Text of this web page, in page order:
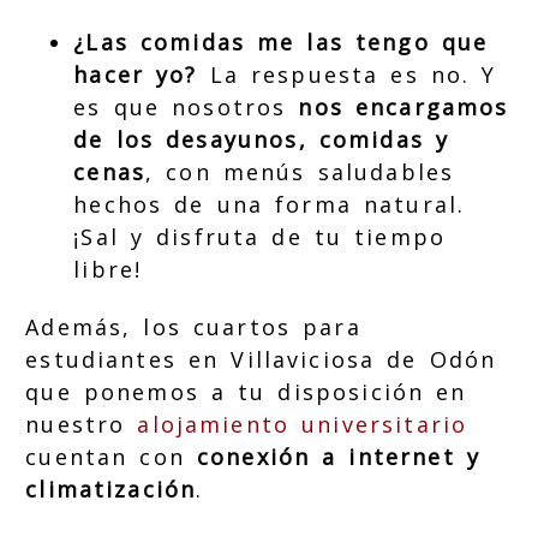
¿Las comidas me las tengo que
hacer yo?
La respuesta es no. Y
es que nosotros
nos encargamos
de los desayunos, comidas y
cenas, con menús saludables
hechos de una forma natural.
¡Sal y disfruta de tu tiempo
libre!
Además, los cuartos para
estudiantes en Villaviciosa de Odón
que ponemos a tu disposición en
nuestro alojamiento universitario
cuentan con conexión a internet y
climatización.